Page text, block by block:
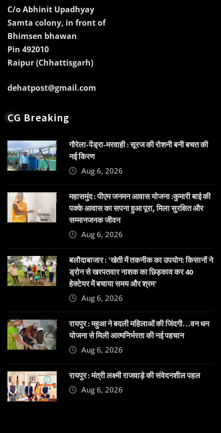
C/o Abhinit Upadhyay
Samta colony, in front of
Bhimsen bhawan
Pin 492010
Raipur (Chhattisgarh)
dehatpost@gmail.com
CG Breaking
गौरेला-पेंड्रा-मरवाही : सूरज की रोशनी बनी बचत की
नई किरण
Aug 6, 2026
महासमुंद : पीएम जनमन आवास योजना :कुमारी बाई की
पक्के आवास का सपना हुआ पूरा, मिला सुरक्षित और
सम्मानजनक जीवन
Aug 6, 2026
बलौदाबाजार : ’खेती में तकनीक का उपयोग: किसानों ने
ड्रोन से खरपतवार नाशक का छिड़काव कर 40
हेक्टेयर में बचाया समय और श्रम’
Aug 6, 2026
रायपुर : महुआ ने बदली महिलाओं की जिंदगी…वन धन
योजना से मिली आत्मनिर्भरता की नई पहचान
Aug 6, 2026
रायपुर : मंत्री लक्ष्मी राजवाड़े की संवेदनशील पहल
Aug 6, 2026